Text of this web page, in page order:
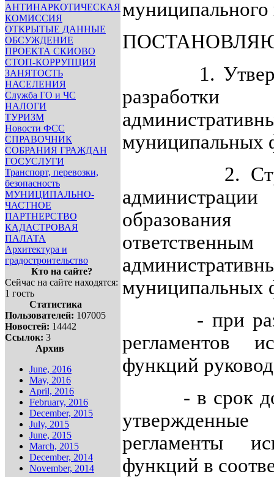
АНТИНАРКОТИЧЕСКАЯ
КОМИССИЯ
ОТКРЫТЫЕ ДАННЫЕ
ОБСУЖДЕНИЕ
ПРОЕКТА СКИОВО
СТОП-КОРРУПЦИЯ
ЗАНЯТОСТЬ
НАСЕЛЕНИЯ
Служба ГО и ЧС
НАЛОГИ
ТУРИЗМ
Новости ФСС
СПРАВОЧНИК
СОБРАНИЯ ГРАЖДАН
ГОСУСЛУГИ
Транспорт, перевозки,
безопасность
МУНИЦИПАЛЬНО-
ЧАСТНОЕ
ПАРТНЕРСТВО
КАДАСТРОВАЯ
ПАЛАТА
Архитектура и
градостроительство
Кто на сайте?
Сейчас на сайте находятся:
1 гость
Статистика
Пользователей: 107005
Новостей: 14442
Ссылок: 3
Архив
June, 2016
May, 2016
April, 2016
February, 2016
December, 2015
July, 2015
June, 2015
March, 2015
December, 2014
November, 2014
муниципального
1.
муниципальных
2.
муниципальных
- при
регламентов
функций
- в срок до
регламенты
функций в